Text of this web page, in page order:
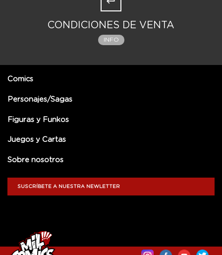
CONDICIONES DE VENTA
INFO
Comics
Personajes/Sagas
Figuras y Funkos
Juegos y Cartas
Sobre nosotros
SUSCRÍBETE A NUESTRA NEWLETTER